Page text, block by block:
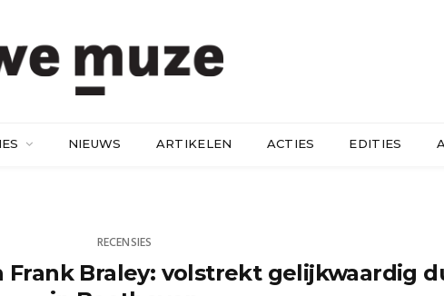
NIEUWS ARTIKELEN ACTIES EDITIES
RECENSIES
Frank Braley: volstrekt gelijkwaardig